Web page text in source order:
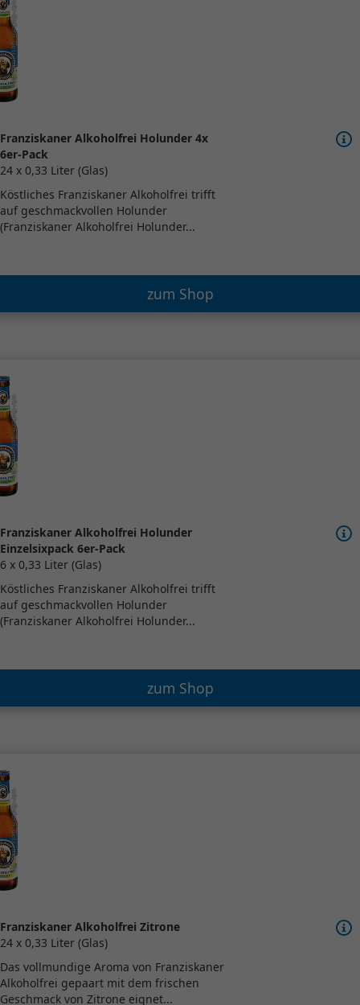
Franziskaner Alkoholfrei Holunder 4x
6er-Pack
24 x 0,33 Liter (Glas)
Köstliches Franziskaner Alkoholfrei trifft
auf geschmackvollen Holunder
(Franziskaner Alkoholfrei Holunder...
zum Shop
Franziskaner Alkoholfrei Holunder
Einzelsixpack 6er-Pack
6 x 0,33 Liter (Glas)
Köstliches Franziskaner Alkoholfrei trifft
auf geschmackvollen Holunder
(Franziskaner Alkoholfrei Holunder...
zum Shop
Franziskaner Alkoholfrei Zitrone
24 x 0,33 Liter (Glas)
Das vollmundige Aroma von Franziskaner
Alkoholfrei gepaart mit dem frischen
Geschmack von Zitrone eignet...